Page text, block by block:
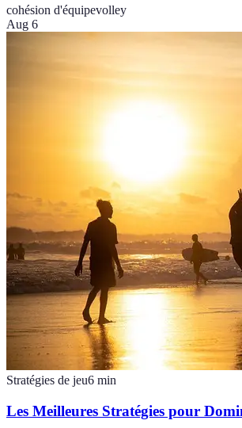
cohésion d'équipevolley
Aug 6
Stratégies de jeu6 min
Les Meilleures Stratégies pour